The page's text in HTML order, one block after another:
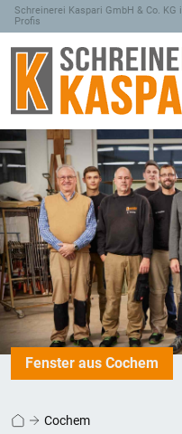
Schreinerei Kaspari GmbH & Co.
Profis
Fenster aus Cochem
Cochem